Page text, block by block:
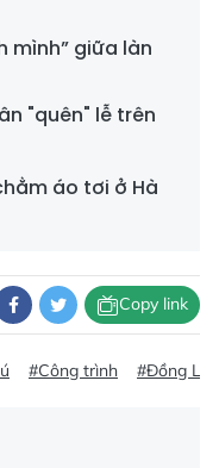
mình” giữa làn
"quên" lễ trên
áo tơi ở Hà
Copy link
#Công trình #Đồng Lộc